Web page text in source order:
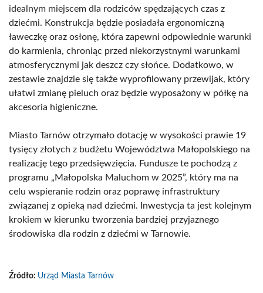
idealnym miejscem dla rodziców spędzających czas z
dziećmi. Konstrukcja będzie posiadała ergonomiczną
ławeczkę oraz osłonę, która zapewni odpowiednie warunki
do karmienia, chroniąc przed niekorzystnymi warunkami
atmosferycznymi jak deszcz czy słońce. Dodatkowo, w
zestawie znajdzie się także wyprofilowany przewijak, który
ułatwi zmianę pieluch oraz będzie wyposażony w półkę na
akcesoria higieniczne.
Miasto Tarnów otrzymało dotację w wysokości prawie 19
tysięcy złotych z budżetu Województwa Małopolskiego na
realizację tego przedsięwzięcia. Fundusze te pochodzą z
programu „Małopolska Maluchom w 2025”, który ma na
celu wspieranie rodzin oraz poprawę infrastruktury
związanej z opieką nad dziećmi. Inwestycja ta jest kolejnym
krokiem w kierunku tworzenia bardziej przyjaznego
środowiska dla rodzin z dziećmi w Tarnowie.
Źródło: Urząd Miasta Tarnów